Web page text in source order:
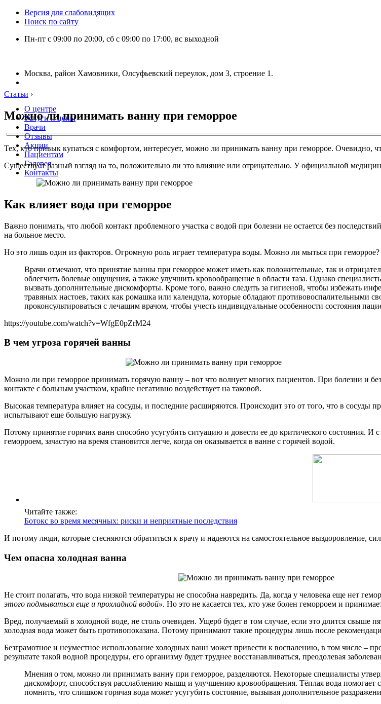
Версия для слабовидящих
Поиск по сайту
Пн-пт с 09:00 по 20:00, сб с 09:00 по 17:00, вс выходной
Москва, район Хамовники, Олсуфьевский переулок, дом 3, строение 1.
О центре
Услуги и цены
Врачи
Отзывы
Акции
Пациентам
Галерея
Контакты
Статьи ›
Можно ли принимать ванну при геморрое
Тех, кто привык купаться с комфортом, интересует, можно ли принимать ванну при геморрое. Очевидно,
Существует разный взгляд на то, положительно ли это влияние или отрицательно. У официальной
Как влияет вода при геморрое
Важно понимать, что любой контакт проблемного участка с водой при болезни не остается без
на больное место.
Но это лишь один из факторов. Огромную роль играет температура воды. Можно ли мыться при геморрое?
Врачи отмечают, что принятие ванны при геморрое может иметь как положительные, так и
облегчить болевые ощущения, а также улучшить кровообращение в области таза. Однако
вызвать дополнительные дискомфорты. Кроме того, важно следить за гигиеной, чтобы избежать
травяных настоев, таких как ромашка или календула, которые обладают противовоспалительными
проконсультироваться с лечащим врачом, чтобы учесть индивидуальные особенности состояния
https://youtube.com/watch?v=WfgE0pZrM24
В чем угроза горячей ванны
Можно ли при геморрое принимать горячую ванну – вот что волнует многих пациентов. При болезни и
контакте с больным участком, крайне негативно воздействует на таковой.
Высокая температура влияет на сосуды, и последние расширяются. Происходит это от того, что в сосуды
испытывают еще большую нагрузку.
Потому принятие горячих ванн способно усугубить ситуацию и довести ее до критического состояния.
геморроем, зачастую на время становится легче, когда он оказывается в ванне с горячей водой.
Читайте также:
Ботокс во время месячных: риски и неприятные последствия
И потому люди, которые стесняются обратиться к врачу и надеются на самостоятельное выздоровление,
Чем опасна холодная ванна
Не стоит полагать, что вода низкой температуры не способна навредить. Да, когда у человека еще нет
этого подмываться еще и прохладной водой». Но это не касается тех, кто уже болен геморроем и
Вред, получаемый в холодной воде, не столь очевиден. Ущерб будет в том случае, если это длится
холодная вода может быть противопоказана. Потому принимают такие процедуры лишь после
Безграмотное и неуместное использование холодных ванн может привести к воспалению, в том числе –
результате такой водной процедуры, его организму будет труднее восстанавливаться, преодолевая
Мнения о том, можно ли принимать ванну при геморрое, разделяются. Некоторые специалисты
дискомфорт, способствуя расслаблению мышц и улучшению кровообращения. Тёплая вода
помнить, что слишком горячая вода может усугубить состояние, вызывая дополнительное